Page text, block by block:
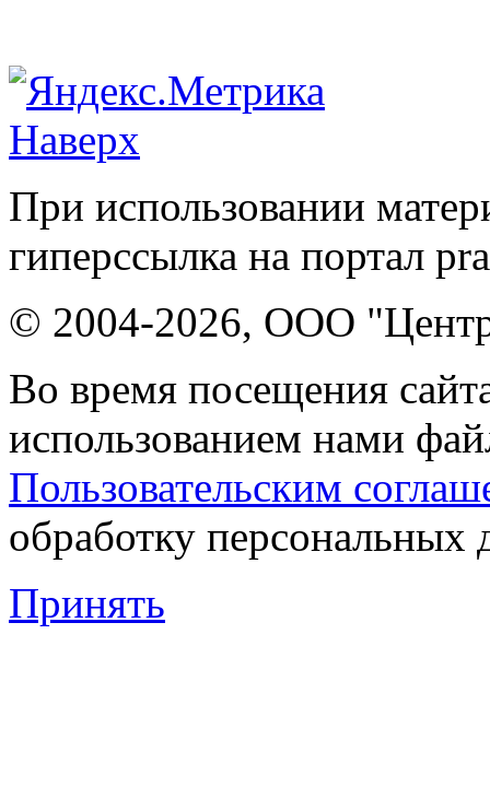
Наверх
При использовании
гиперссылка на портал
© 2004-2026, ООО "Центр
Во время посещения
использованием нами
Пользовательским
обработку персональных
Принять